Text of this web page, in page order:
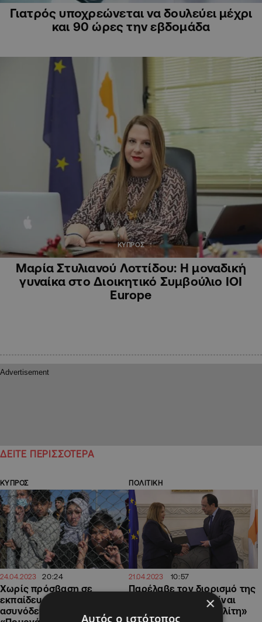
Γιατρός υποχρεώνεται να δουλεύει μέχρι
και 90 ώρες την εβδομάδα
ΚΥΠΡΟΣ
Μαρία Στυλιανού Λοττίδου: Η μοναδική
γυναίκα στο Διοικητικό Συμβούλιο IOI
Europe
ΔΕΙΤΕ ΠΕΡΙΣΣΟΤΕΡΑ
ΚΥΠΡΟΣ
24.04.2023 20:24
Χωρίς πρόσβαση σε
εκπαίδευση 200
ασυνόδευτα παιδιά στο
ΠΟΛΙΤΙΚΗ
21.04.2023 10:57
Παρέλαβε τον διορισμό της
η Λοττίδου και θα είναι
«δίπλα στον κάθε πολίτη»
×
Αυτός ο ιστότοπος